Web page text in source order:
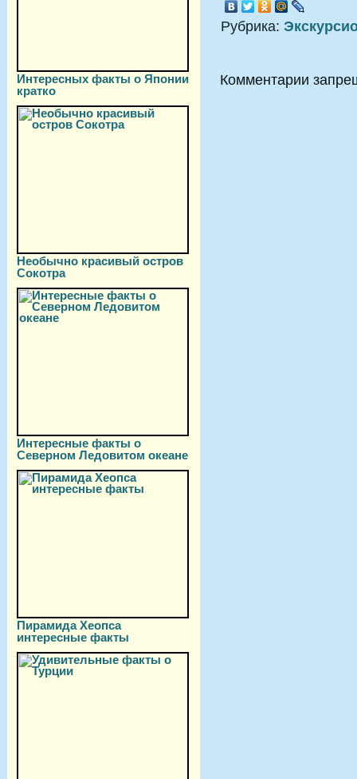
Интересных факты о Японии
кратко
Необычно красивый остров
Сокотра
Интересные факты о
Северном Ледовитом океане
Пирамида Хеопса
интересные факты
Рубрика:
Комментарии